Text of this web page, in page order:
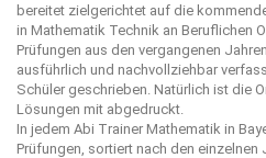
bereitet zielgerichtet auf die
in Mathematik Technik an Beruflichen
Prüfungen aus den vergangenen
ausführlich und nachvollziehbar
Schüler geschrieben. Natürlich ist die
Lösungen mit abgedruckt.
In jedem Abi Trainer Mathematik in
Prüfungen, sortiert nach den einzelnen